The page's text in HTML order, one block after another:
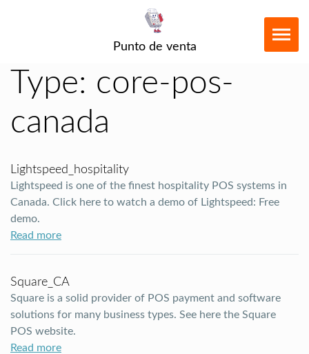
Punto de venta
Type: core-pos-
canada
Lightspeed_hospitality
Lightspeed is one of the finest hospitality POS systems in
Canada. Click here to watch a demo of Lightspeed: Free
demo.
Read more
Square_CA
Square is a solid provider of POS payment and software
solutions for many business types. See here the Square
POS website.
Read more